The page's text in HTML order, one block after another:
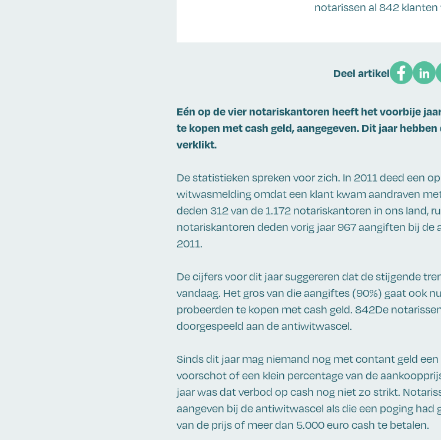
notarissen al 842 klanten
Deel artikel
Eén op de vier notariskantoren heeft het voorbije
te kopen met cash geld, aangegeven. Dit jaar
verklikt.
De statistieken spreken voor zich. In 2011 deed een
witwasmelding omdat een klant kwam aandraven
deden 312 van de 1.172 notariskantoren in ons land,
notariskantoren deden vorig jaar 967 aangiften bij de
2011.
De cijfers voor dit jaar suggereren dat de stijgende
vandaag. Het gros van die aangiftes (90%) gaat ook
probeerden te kopen met cash geld. 842De
doorgespeeld aan de antiwitwascel.
Sinds dit jaar mag niemand nog met contant geld
voorschot of een klein percentage van de
jaar was dat verbod op cash nog niet zo strikt.
aangeven bij de antiwitwascel als die een poging had
van de prijs of meer dan 5.000 euro cash te betalen.